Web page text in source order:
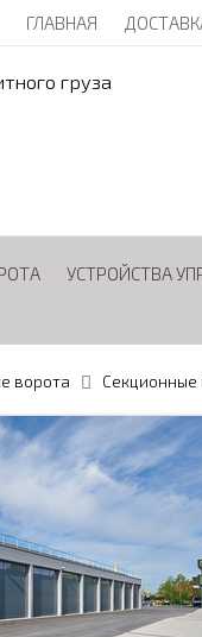
ГЛАВНАЯ
груза
УСТРОЙСТВА
ворота